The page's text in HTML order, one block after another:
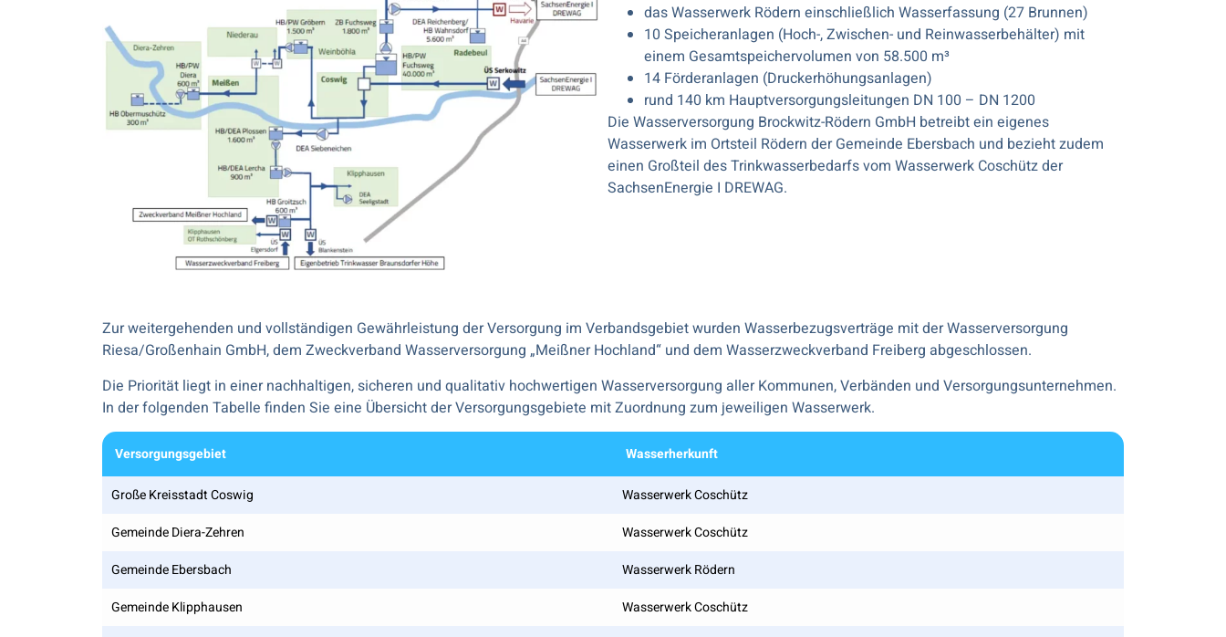
das Wasserwerk Rödern einschließlich Wasserfassung (27 Brunnen)
10 Speicheranlagen (Hoch-, Zwischen- und Reinwasserbehälter) mit
einem Gesamtspeichervolumen von 58.500 m³
14 Förderanlagen (Druckerhöhungsanlagen)
rund 140 km Hauptversorgungsleitungen DN 100 – DN 1200
Die Wasserversorgung Brockwitz-Rödern GmbH betreibt ein eigenes
Wasserwerk im Ortsteil Rödern der Gemeinde Ebersbach und bezieht zudem
einen Großteil des Trinkwasserbedarfs vom Wasserwerk Coschütz der
SachsenEnergie I DREWAG.
Zur weitergehenden und vollständigen Gewährleistung der Versorgung im Verbandsgebiet wurden Wasserbezugsverträge mit der Wasserversorgung
Riesa/Großenhain GmbH, dem Zweckverband Wasserversorgung „Meißner Hochland“ und dem Wasserzweckverband Freiberg abgeschlossen.
Die Priorität liegt in einer nachhaltigen, sicheren und qualitativ hochwertigen Wasserversorgung aller Kommunen, Verbänden und Versorgungsunternehmen.
In der folgenden Tabelle finden Sie eine Übersicht der Versorgungsgebiete mit Zuordnung zum jeweiligen Wasserwerk.
Versorgungsgebiet Wasserherkunft
Große Kreisstadt Coswig
Wasserwerk Coschütz
Gemeinde Diera-Zehren
Wasserwerk Coschütz
Gemeinde Ebersbach
Wasserwerk Rödern
Gemeinde Klipphausen
Wasserwerk Coschütz